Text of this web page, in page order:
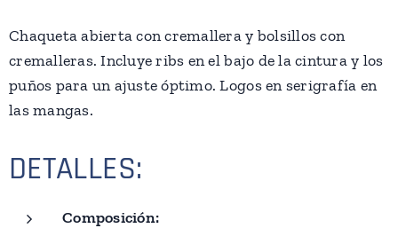
Chaqueta abierta con cremallera y bolsillos con
cremalleras. Incluye ribs en el bajo de la cintura y los
puños para un ajuste óptimo. Logos en serigrafía en
las mangas.
DETALLES:
Composición: